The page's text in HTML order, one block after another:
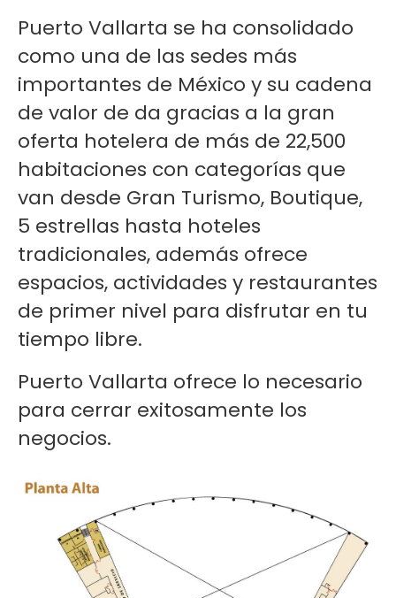
Puerto Vallarta se ha consolidado
como una de las sedes más
importantes de México y su cadena
de valor de da gracias a la gran
oferta hotelera de más de 22,500
habitaciones con categorías que
van desde Gran Turismo, Boutique,
5 estrellas hasta hoteles
tradicionales, además ofrece
espacios, actividades y restaurantes
de primer nivel para disfrutar en tu
tiempo libre.
Puerto Vallarta ofrece lo necesario
para cerrar exitosamente los
negocios.